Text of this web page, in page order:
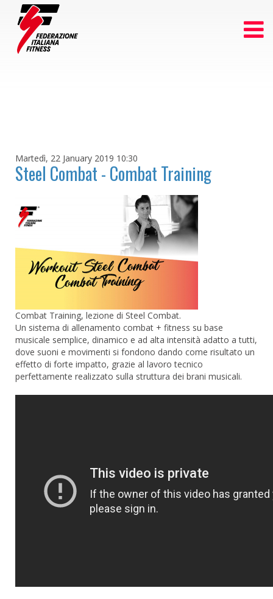
Martedì, 22 January 2019 10:30
Steel Combat - Combat Training
Combat Training, lezione di Steel Combat.
Un sistema di allenamento combat + fitness su base
musicale semplice, dinamico e ad alta intensità adatto a tutti,
dove suoni e movimenti si fondono dando come risultato un
effetto di forte impatto, grazie al lavoro tecnico
perfettamente realizzato sulla struttura dei brani musicali.